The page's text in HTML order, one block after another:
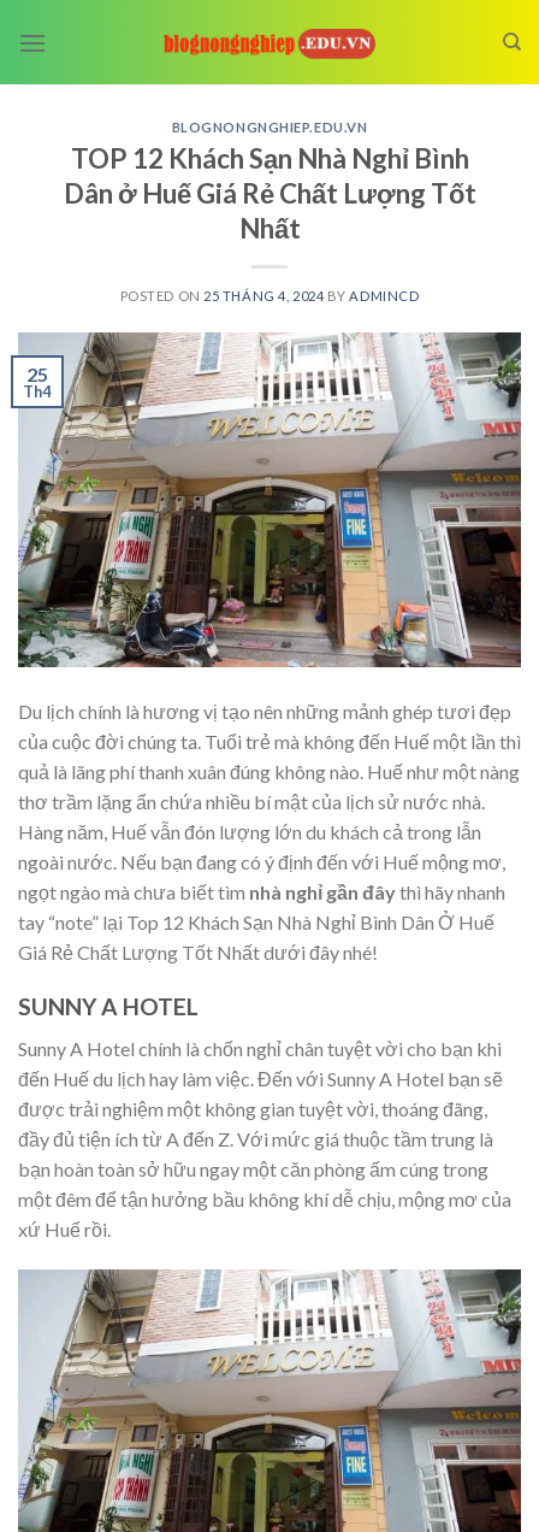
BLOGNONGNGHIEP.EDU.VN
TOP 12 Khách Sạn Nhà Nghỉ Bình
Dân ở Huế Giá Rẻ Chất Lượng Tốt
Nhất
POSTED ON 25 THÁNG 4, 2024 BY ADMINCD
25
Th4
Du lịch chính là hương vị tạo nên những mảnh ghép tươi đẹp
của cuộc đời chúng ta. Tuổi trẻ mà không đến Huế một lần thì
quả là lãng phí thanh xuân đúng không nào. Huế như một nàng
thơ trầm lặng ẩn chứa nhiều bí mật của lịch sử nước nhà.
Hàng năm, Huế vẫn đón lượng lớn du khách cả trong lẫn
ngoài nước. Nếu bạn đang có ý định đến với Huế mộng mơ,
ngọt ngào mà chưa biết tìm nhà nghỉ gần đâythì hãy nhanh
tay “note” lại Top 12 Khách Sạn Nhà Nghỉ Bình Dân Ở Huế
Giá Rẻ Chất Lượng Tốt Nhất dưới đây nhé!
SUNNY A HOTEL
Sunny A Hotel chính là chốn nghỉ chân tuyệt vời cho bạn khi
đến Huế du lịch hay làm việc. Đến với Sunny A Hotel bạn sẽ
được trải nghiệm một không gian tuyệt vời, thoáng đãng,
đầy đủ tiện ích từ A đến Z. Với mức giá thuộc tầm trung là
bạn hoàn toàn sở hữu ngay một căn phòng ấm cúng trong
một đêm để tận hưởng bầu không khí dễ chịu, mộng mơ của
xứ Huế rồi.